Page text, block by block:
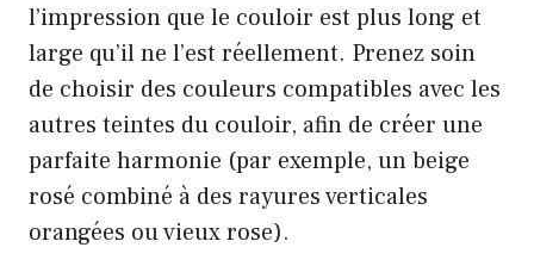
l’impression que le couloir est plus long et
large qu’il ne l’est réellement. Prenez soin
de choisir des couleurs compatibles avec les
autres teintes du couloir, afin de créer une
parfaite harmonie (par exemple, un beige
rosé combiné à des rayures verticales
orangées ou vieux rose).